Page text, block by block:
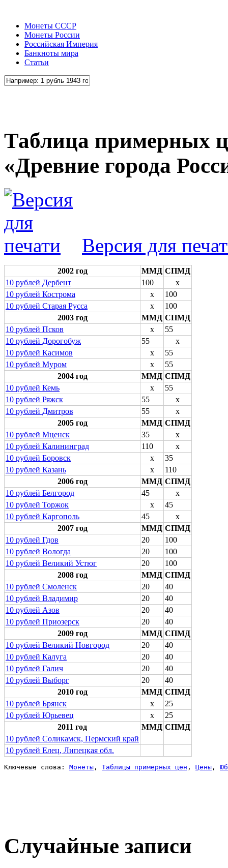
Монеты СССР
Монеты России
Российская Империя
Банкноты мира
Статьи
Таблица примерных
«Древние города
Версия для
2002 год ММД СПМД
10 рублей Дербент
100
x
10 рублей Кострома
x
100
10 рублей Старая Русса
x
100
2003 год
ММД СПМД
10 рублей Псков
x
55
10 рублей Дорогобуж
55
x
10 рублей Касимов
x
55
10 рублей Муром
x
55
2004 год
ММД СПМД
10 рублей Кемь
x
55
10 рублей Ряжск
55
x
10 рублей Дмитров
55
x
2005 год
ММД СПМД
10 рублей Мценск
35
x
10 рублей Калининград
110
x
10 рублей Боровск
x
35
10 рублей Казань
x
110
2006 год
ММД СПМД
10 рублей Белгород
45
x
10 рублей Торжок
x
45
10 рублей Каргополь
45
x
2007 год
ММД СПМД
10 рублей Гдов
20
100
10 рублей Вологда
20
100
10 рублей Великий Устюг
20
100
2008 год
ММД СПМД
10 рублей Смоленск
20
40
10 рублей Владимир
20
40
10 рублей Азов
20
40
10 рублей Приозерск
20
40
2009 год
ММД СПМД
10 рублей Великий Новгород
20
40
10 рублей Калуга
20
40
10 рублей Галич
20
40
10 рублей Выборг
20
40
2010 год
ММД СПМД
10 рублей Брянск
x
25
10 рублей Юрьевец
x
25
2011 год
ММД СПМД
10 рублей Cоликамск, Пермский край
10 рублей Елец, Липецкая обл.
Ключевые слова: Монеты , Таблицы примерных цен , Цены ,
Случайные записи